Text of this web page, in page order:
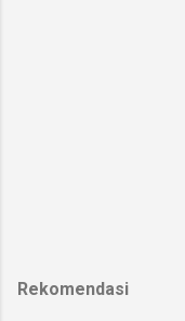
Rekomendasi